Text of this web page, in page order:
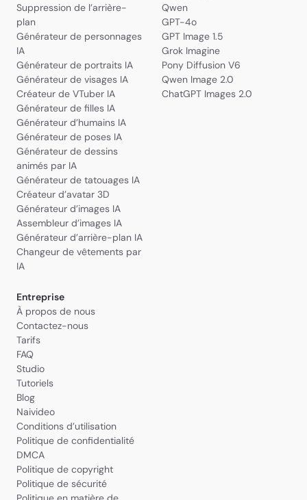
Suppression de l’arrière-
plan
Générateur de personnages
IA
Générateur de portraits IA
Générateur de visages IA
Créateur de VTuber IA
Générateur de filles IA
Générateur d’humains IA
Générateur de poses IA
Générateur de dessins
animés par IA
Générateur de tatouages IA
Créateur d’avatar 3D
Générateur d’images IA
Assembleur d’images IA
Générateur d’arrière-plan IA
Changeur de vêtements par
IA
Qwen
GPT-4o
GPT Image 1.5
Grok Imagine
Pony Diffusion V6
Qwen Image 2.0
ChatGPT Images 2.0
Entreprise
À propos de nous
Contactez-nous
Tarifs
FAQ
Studio
Tutoriels
Blog
Naivideo
Conditions d’utilisation
Politique de confidentialité
DMCA
Politique de copyright
Politique de sécurité